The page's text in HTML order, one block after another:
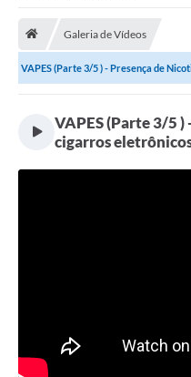
Galeria de Vídeos
VAPES (Parte 3/5 ) - Presença de
VAPES (Parte 3/5 )
cigarros